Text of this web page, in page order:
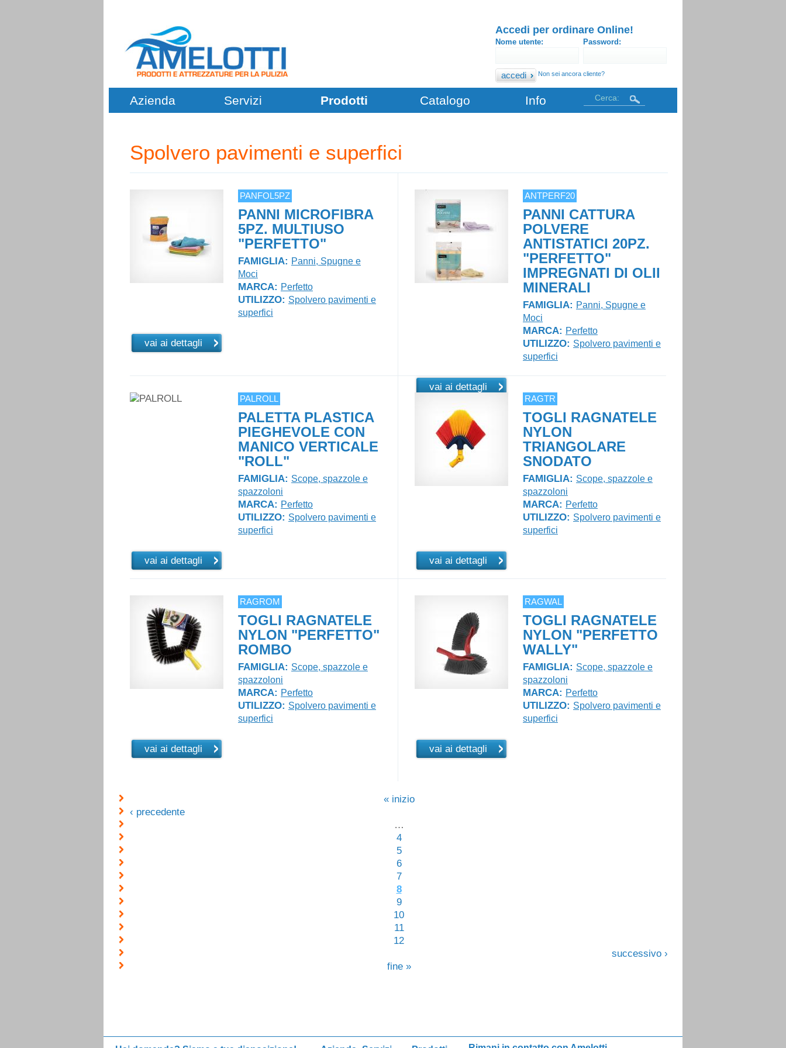
Accedi per ordinare Online!
Nome utente: Password:
Non sei ancora cliente?
Azienda Servizi Prodotti Catalogo Info Cerca:
Spolvero pavimenti e superfici
PANFOL5PZ
PANNI MICROFIBRA
5PZ. MULTIUSO
"PERFETTO"
FAMIGLIA: Panni, Spugne e
Moci
MARCA: Perfetto
UTILIZZO: Spolvero pavimenti e
superfici
vai ai dettagli
ANTPERF20
PANNI CATTURA
POLVERE
ANTISTATICI 20PZ.
"PERFETTO"
IMPREGNATI DI OLII
MINERALI
FAMIGLIA: Panni, Spugne e
Moci
MARCA: Perfetto
UTILIZZO: Spolvero pavimenti e
superfici
vai ai dettagli
PALROLL
PALETTA PLASTICA
PIEGHEVOLE CON
MANICO VERTICALE
"ROLL"
FAMIGLIA: Scope, spazzole e
spazzoloni
MARCA: Perfetto
UTILIZZO: Spolvero pavimenti e
superfici
vai ai dettagli
RAGTR
TOGLI RAGNATELE
NYLON
TRIANGOLARE
SNODATO
FAMIGLIA: Scope, spazzole e
spazzoloni
MARCA: Perfetto
UTILIZZO: Spolvero pavimenti e
superfici
vai ai dettagli
RAGROM
TOGLI RAGNATELE
NYLON "PERFETTO"
ROMBO
FAMIGLIA: Scope, spazzole e
spazzoloni
MARCA: Perfetto
UTILIZZO: Spolvero pavimenti e
superfici
vai ai dettagli
RAGWAL
TOGLI RAGNATELE
NYLON "PERFETTO
WALLY"
FAMIGLIA: Scope, spazzole e
spazzoloni
MARCA: Perfetto
UTILIZZO: Spolvero pavimenti e
superfici
vai ai dettagli
« inizio
‹ precedente
…
4
5
6
7
8
9
10
11
12
successivo ›
fine »